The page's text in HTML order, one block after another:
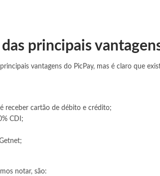
principais
vantagens do PicPay, mas é claro que
receber cartão de débito e crédito;
CDI;
notar, são: